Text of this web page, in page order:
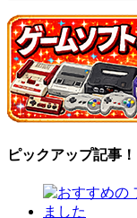
ピックアップ記事！